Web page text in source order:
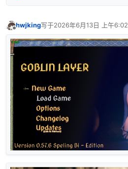
hwjking写于2026年6月13日 上午6:02
最后由 编辑